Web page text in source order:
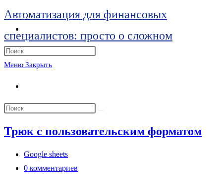
Перейти
содержимому
Автоматизация для финансовых
специалистов: просто о сложном
поиск
по
веб-
сайту
закрыть
поиска.
Меню Закрыть
по
сайту
Поиск
сайте
Трюк с пользовательским форматом
Рубрика
записи:
Google sheets
Комментарии
0 комментариев